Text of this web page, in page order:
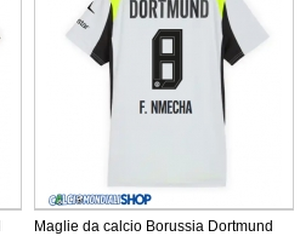
Maglie da calcio Borussia Dortmund